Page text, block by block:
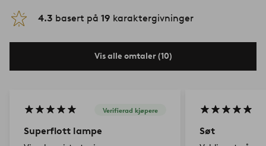
4.3 basert på 19 karaktergivninger
Vis alle omtaler (10)
Verifierad kjøpere
Superflott lampe Søt